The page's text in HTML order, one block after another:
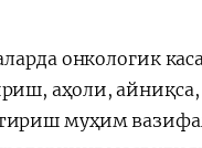
онкологик
аҳоли, айниқса,
муҳим